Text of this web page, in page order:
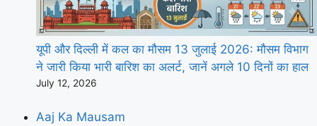
यूपी और दिल्ली में कल का मौसम 13 जुलाई 2026: मौसम विभाग
ने जारी किया भारी बारिश का अलर्ट, जानें अगले 10 दिनों का हाल
July 12, 2026
Aaj Ka Mausam